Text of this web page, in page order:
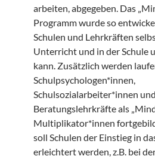
arbeiten, abgegeben. Das
Programm wurde so
Schulen und Lehrkräften
Unterricht und in der Schule
kann. Zusätzlich werden
Schulpsychologen*innen,
Schulsozialarbeiter*innen und
Beratungslehrkräfte als
Multiplikator*innen
soll Schulen der Einstieg in
erleichtert werden, z.B. bei